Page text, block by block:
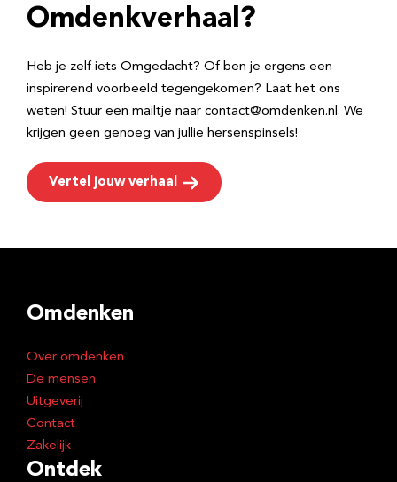
e
Omdenkverhaal?
Heb je zelf iets Omgedacht? Of ben je ergens een
inspirerend voorbeeld tegengekomen? Laat het ons
weten! Stuur een mailtje naar contact@omdenken.nl. We
krijgen geen genoeg van jullie hersenspinsels!
Vertel jouw verhaal
Omdenken
Over omdenken
De mensen
Uitgeverij
Contact
Zakelijk
Ontdek